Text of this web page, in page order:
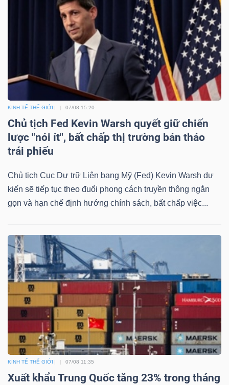
KINH TẾ THẾ GIỚI 07/08 15:20
Chủ tịch Fed Kevin Warsh quyết giữ chiến
lược "nói ít", bất chấp thị trường bán tháo
trái phiếu
Chủ tịch Cục Dự trữ Liên bang Mỹ (Fed) Kevin Warsh dự
kiến sẽ tiếp tục theo đuổi phong cách truyền thông ngắn
gọn và hạn chế định hướng chính sách, bất chấp việc...
KINH TẾ THẾ GIỚI 07/08 11:35
Xuất khẩu Trung Quốc tăng 23% trong tháng